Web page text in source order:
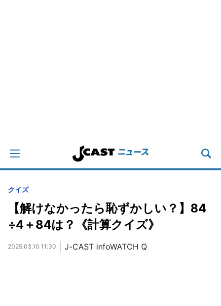
クイズ
【解けなかったら恥ずかしい？】84
÷4＋84は？《計算クイズ》
2025.03.10 11:30 J-CAST infoWATCH Q